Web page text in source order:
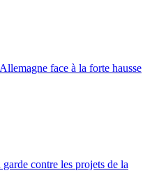
face à la forte hausse
contre les projets de la